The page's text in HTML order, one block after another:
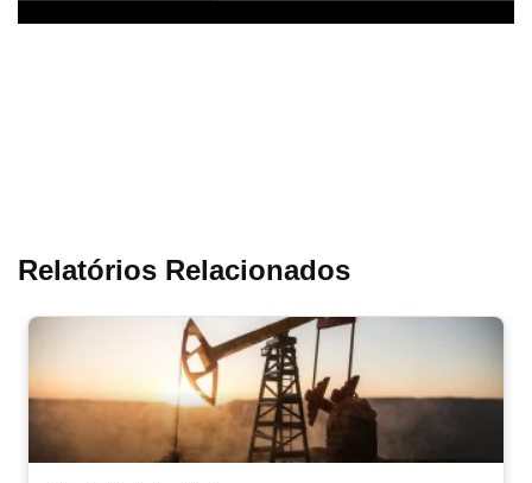
Relatórios Relacionados